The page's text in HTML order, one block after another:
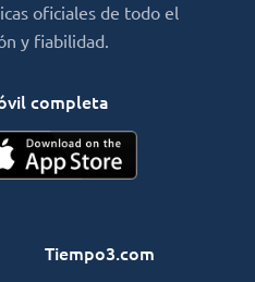
oficiales de todo el
y fiabilidad.
completa
Tiempo3.com